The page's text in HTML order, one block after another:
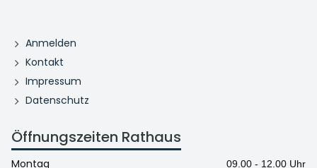
Anmelden
Kontakt
Impressum
Datenschutz
Öffnungszeiten Rathaus
Montag 09.00 - 12.00 Uhr